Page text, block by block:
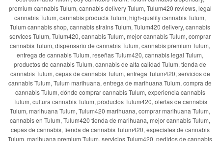
premium cannabis Tulum, cannabis delivery Tulum, Tulum420 reviews, legal
cannabis Tulum, cannabis products Tulum, high-quality cannabis Tulum,
Tulum cannabis shop, cannabis strains Tulum, Tulum420 delivery, cannabis
services Tulum, Tulum420, cannabis Tulum, mejor cannabis Tulum, comprar
cannabis Tulum, dispensario de cannabis Tulum, cannabis premium Tulum,
entrega de cannabis Tulum, reseñas Tulum420, cannabis legal Tulum,
productos de cannabis Tulum, cannabis de alta calidad Tulum, tienda de
cannabis Tulum, cepas de cannabis Tulum, entrega Tulum420, servicios de
cannabis Tulum, Tulum marihuana, entrega de marihuana Tulum, compra de
cannabis Tulum, dónde comprar cannabis Tulum, experiencia cannabis
Tulum, cultura cannabis Tulum, productos Tulum420, ofertas de cannabis
Tulum, marihuana Tulum, Tulum420 marihuana, comprar marihuana Tulum,
cannabis en Tulum, Tulum420 tienda de marihuana, mejor cannabis Tulum,
cepas de cannabis, tienda de cannabis Tulum420, especiales de cannabis
Tulum, marihuana premium Tulum, servicios Tulum420, pedidos de cannabis